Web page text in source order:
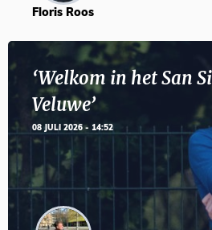
Floris Roos
‘Welkom in het San
Veluwe’
08 JULI 2026 - 14:52